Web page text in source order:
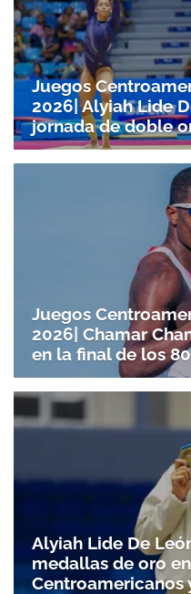
Juegos
2026| Alyiah Lide
jornada de doble
Juegos
2026| Chamar
en la final de los
Alyiah Lide De
medallas de oro
Centroamericanos